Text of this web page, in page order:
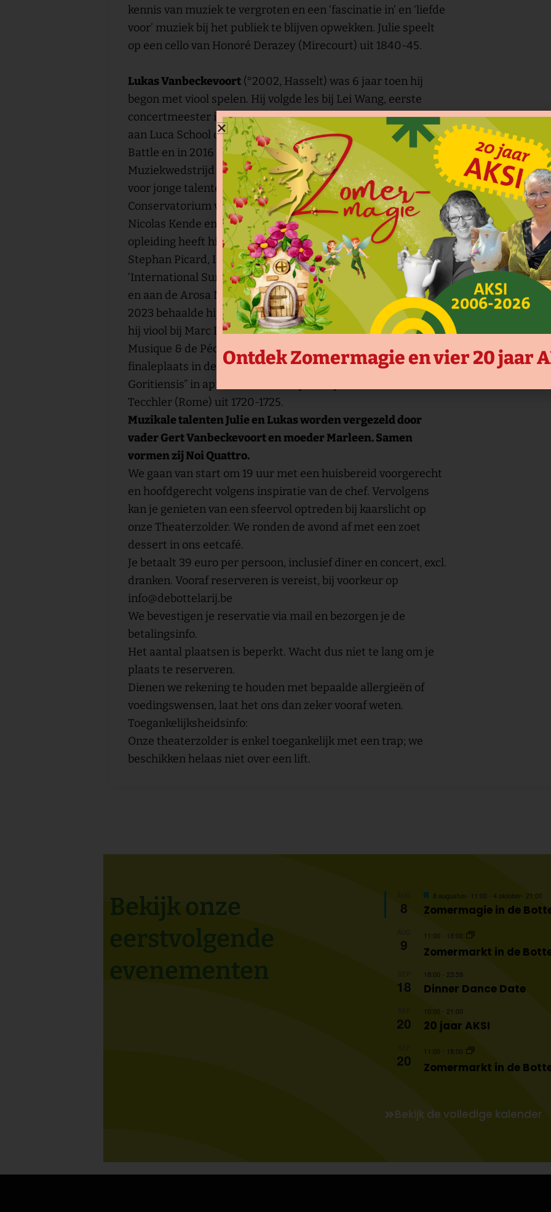
kennis van muziek te vergroten en een ‘fascinatie in’ en ‘liefde
voor’ muziek bij het publiek te blijven opwekken. Julie speelt
op een cello van Honoré Derazey (Mirecourt) uit 1840-45.
Lukas Vanbeckevoort (°2002, Hasselt) was 6 jaar toen hij
begon met viool spelen. Hij volgde les bij Lei Wang, eerste
concertmeester in de Philharmonie Zuidnederland en docent
aan Luca School of Arts. In mei 2015 won hij de Cobra’s Classic
Battle en in 2016 behaalde hij de 2de prijs in de
Muziekwedstrijd Breughel, een nationale muziekwedstrijd
voor jonge talenten van minder dan 19 jaar. Aan het Jong
Conservatorium van Antwerpen volgde hij kamermuziek bij
Nicolas Kende en Nicolas Callot. Als aanvulling tot zijn
opleiding heeft hij masterclasses gevolgd bij Ning Kam,
Stephan Picard, Ingolf Turban. Hij nam deel aan de
‘International Summer Academy in Cervo in september 2019
en aan de Arosa Music Academy II in september 2022. In juni
2023 behaalde hij zijn bachelor diploma. Momenteel studeert
hij viool bij Marc Danel aan het Instituut Royal Supérieur de
Musique & de Pédagogie (IMEP) in Namen. Hij behaalde een
finaleplaats in de Internationale “Competition Musica
Goritiensis” in april 2024. Lukas speelt op een viool van David
Tecchler (Rome) uit 1720-1725.
Muzikale talenten Julie en Lukas worden vergezeld door
vader Gert Vanbeckevoort en moeder Marleen. Samen
vormen zij Noi Quattro.
We gaan van start om 19 uur met een huisbereid voorgerecht
en hoofdgerecht volgens inspiratie van de chef. Vervolgens
kan je genieten van een sfeervol optreden bij kaarslicht op
onze Theaterzolder. We ronden de avond af met een zoet
dessert in ons eetcafé.
Je betaalt 39 euro per persoon, inclusief diner en concert, excl.
dranken. Vooraf reserveren is vereist, bij voorkeur op
info@debottelarij.be
We bevestigen je reservatie via mail en bezorgen je de
betalingsinfo.
Het aantal plaatsen is beperkt. Wacht dus niet te lang om je
plaats te reserveren.
Dienen we rekening te houden met bepaalde allergieën of
voedingswensen, laat het ons dan zeker vooraf weten.
Toegankelijksheidsinfo:
Onze theaterzolder is enkel toegankelijk met een trap; we
beschikken helaas niet over een lift.
Bekijk onze
eerstvolgende
evenementen
8
Uitgelicht
8 augustus- 11:00 - 4 oktober- 21:00
Zomermagie in de
9 11:00 - 18:00
Zomermarkt in de
18
18:00 - 23:59
Dinner Dance Date
20
10:00 - 21:00
20 jaar AKSI
20 11:00 - 18:00
Zomermarkt in de
Bekijk de volledige kalender
Ontdek Zomermagie en vier 20 jaar